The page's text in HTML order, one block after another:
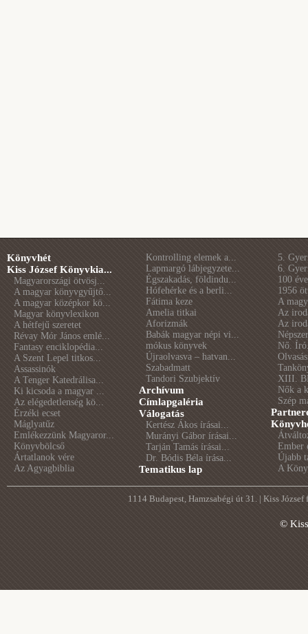
Könyvhét
Kiss József Könyvkia...
Magyarországi ötvösj...
A magyar könyvgyűjtő...
A magyar középkor kö...
Magyar könyvlexikon
A hétfejű szeretet
Révay Mór János emlé...
Fantasy enciklopédia...
A Szent Lepel titkos...
Assassinók
A Tenger Katedrálisa...
Ki kicsoda a magyar ...
Az elégedetlenség kö...
Érzéki ecset
Máglyatűz
Emlékezzünk Magyaror...
Könyvbölcső
Ártatlanok vére
Az Agyagbiblia
Kontrolling elemek a...
Lapmargó lábjegyzete...
Égszakadás, földindu...
Hófehérke és a berli...
Fátima keze
Amelia titkai
Aforizmák
Babák magyar népi vi...
mókus könyvek
Újraolvasva – hatvan...
Szabadmatt
Tandori Szubjektív
Archívum
Címlapgaléria
Válogatás
Kertész Ákos írásai...
Murányi Gábor írásai...
Tarján Tamás írásai...
Dr. Bódis Béla írása...
Tematikus lap
5.
6.
100
1956
A
Az
Az
Nő.
XIII.
Nők a
Szép
Ember
Újabb
A
1114 Budapest, Hamzsabégi út 31. | Kiss
©